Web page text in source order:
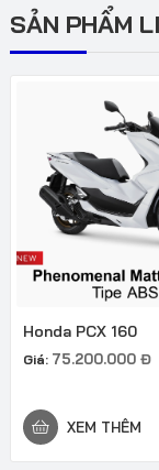
SẢN PHẨM
Honda PCX 160
Giá: 75.200.000 Đ
XEM THÊM